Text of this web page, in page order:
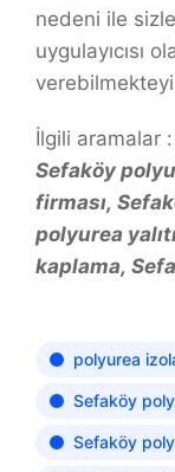
nedeni ile
uygulayıcısı
İlgili aramalar :
Sefaköy
firması,
polyurea
kaplama,
polyurea
Sefaköy
Sefaköy